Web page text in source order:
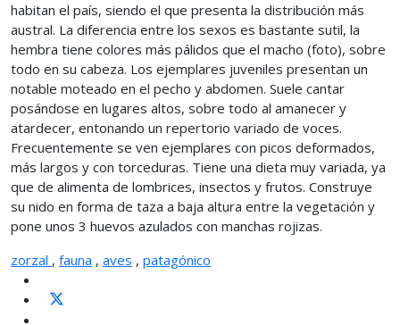
habitan el país, siendo el que presenta la distribución más
austral. La diferencia entre los sexos es bastante sutil, la
hembra tiene colores más pálidos que el macho (foto), sobre
todo en su cabeza. Los ejemplares juveniles presentan un
notable moteado en el pecho y abdomen. Suele cantar
posándose en lugares altos, sobre todo al amanecer y
atardecer, entonando un repertorio variado de voces.
Frecuentemente se ven ejemplares con picos deformados,
más largos y con torceduras. Tiene una dieta muy variada, ya
que de alimenta de lombrices, insectos y frutos. Construye
su nido en forma de taza a baja altura entre la vegetación y
pone unos 3 huevos azulados con manchas rojizas.
zorzal , fauna , aves , patagónico